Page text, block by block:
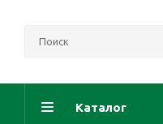
Каталог